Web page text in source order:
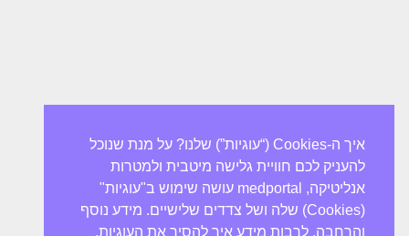
איך ה-Cookies (“עוגיות”) שלנו? על מנת שנוכל
להעניק לכם חוויית גלישה מיטבית ולמטרות
אנליטיקה, medportal עושה שימוש ב"עוגיות"
(Cookies) שלה ושל צדדים שלישיים. מידע נוסף
והרחבה, לרבות מידע איך להסיר את העוגיות,